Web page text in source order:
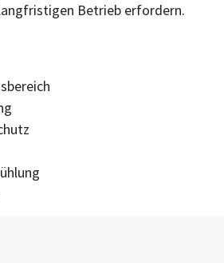
Betrieb erfordern.